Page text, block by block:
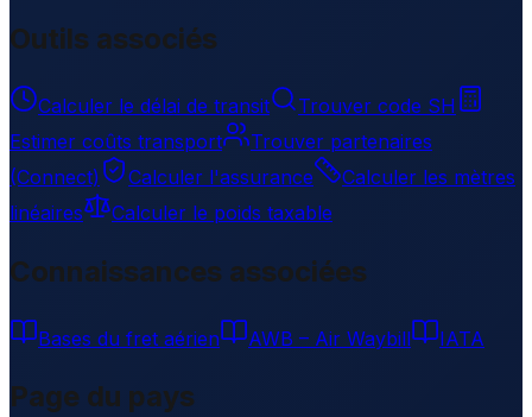
Outils associés
Calculer le délai de transit
Trouver code SH
Estimer coûts transport
Trouver partenaires
(Connect)
Calculer l'assurance
Calculer les mètres
linéaires
Calculer le poids taxable
Connaissances associées
Bases du fret aérien AWB – Air Waybill IATA
Page du pays